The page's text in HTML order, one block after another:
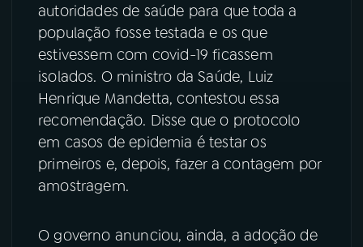
autoridades de saúde para que toda a
população fosse testada e os que
estivessem com covid-19 ficassem
isolados. O ministro da Saúde, Luiz
Henrique Mandetta, contestou essa
recomendação. Disse que o protocolo
em casos de epidemia é testar os
primeiros e, depois, fazer a contagem por
amostragem.
O governo anunciou, ainda, a adoção de